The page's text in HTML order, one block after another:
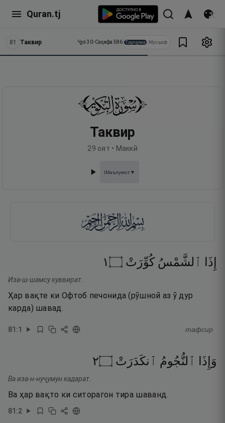
Quran.tj
81 Таквир Ҷуз 30•Саҳифа 586 Тарҷума Мусҳаф
Таквир
29 оят • Маккӣ
ℹ️Маълумот▼
إِذَا ٱلشَّمْسُ كُوِّرَتْ ۝١
Иза-ш-шамсу куввират.
Ҳар вақте ки Офтоб печонида (рӯшноӣ аз ӯ дур
карда) шавад.
81:1 тафсир
وَإِذَا ٱلنُّجُومُ ٱنكَدَرَتْ ۝٢
Ва иза-н-нуҷумун кадарат.
Ва ҳар вақто ки ситорагон тира шаванд.
81:2